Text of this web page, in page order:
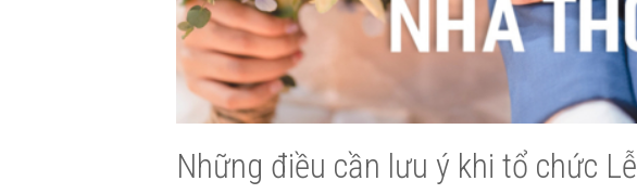
Những điều cần lưu ý khi tổ chức